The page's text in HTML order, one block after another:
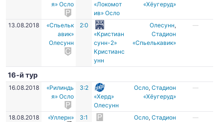
я» Осло
«Локомот
ив» Осло
«Хёугеруд»
13.08.2018
«Спьельк
авик»
Олесунн
2:0
«Кристиан
сунн-2»
Кристианс
унн
Олесунн,
Стадион
«Спьелькавик»
—
16-й тур
16.08.2018
«Рилиндь
я» Осло
3:2
«Херд»
Олесунн
Осло,Стадион
«Хёугеруд»
—
18.08.2018
«Уллерн»
3:1
Осло,Стадион
—